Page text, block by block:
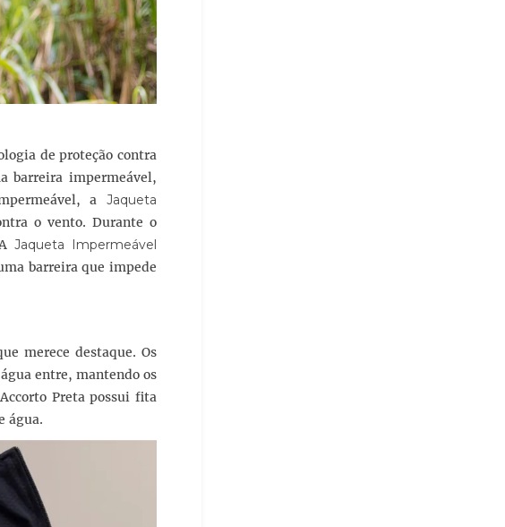
de proteção contra
barreira impermeável,
a Jaqueta
o vento. Durante o
Jaqueta Impermeável
barreira que impede
merece destaque. Os
entre, mantendo os
Accorto Preta possui fita
água.